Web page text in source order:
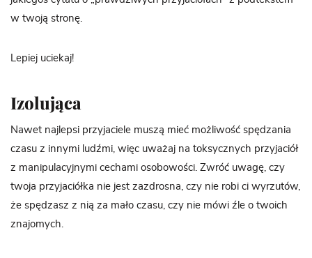
w twoją stronę.
Lepiej uciekaj!
Izolująca
Nawet najlepsi przyjaciele muszą mieć możliwość spędzania
czasu z innymi ludźmi, więc uważaj na toksycznych przyjaciół
z manipulacyjnymi cechami osobowości. Zwróć uwagę, czy
twoja przyjaciółka nie jest zazdrosna, czy nie robi ci wyrzutów,
że spędzasz z nią za mało czasu, czy nie mówi źle o twoich
znajomych.